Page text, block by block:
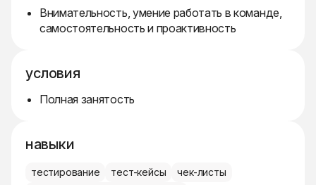
Внимательность, умение работать в команде,
самостоятельность и проактивность
условия
Полная занятость
навыки
тестирование тест-кейсы
чек-листы